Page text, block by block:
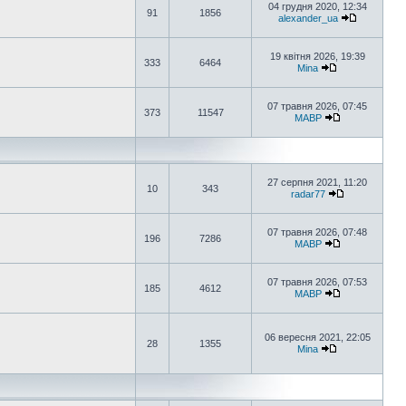
91 1856
04 грудня 2020, 12:34
alexander_ua
333 6464
19 квітня 2026, 19:39
Mina
373 11547
07 травня 2026, 07:45
MABP
10 343
27 серпня 2021, 11:20
radar77
196 7286
07 травня 2026, 07:48
MABP
185 4612
07 травня 2026, 07:53
MABP
28 1355
06 вересня 2021, 22:05
Mina